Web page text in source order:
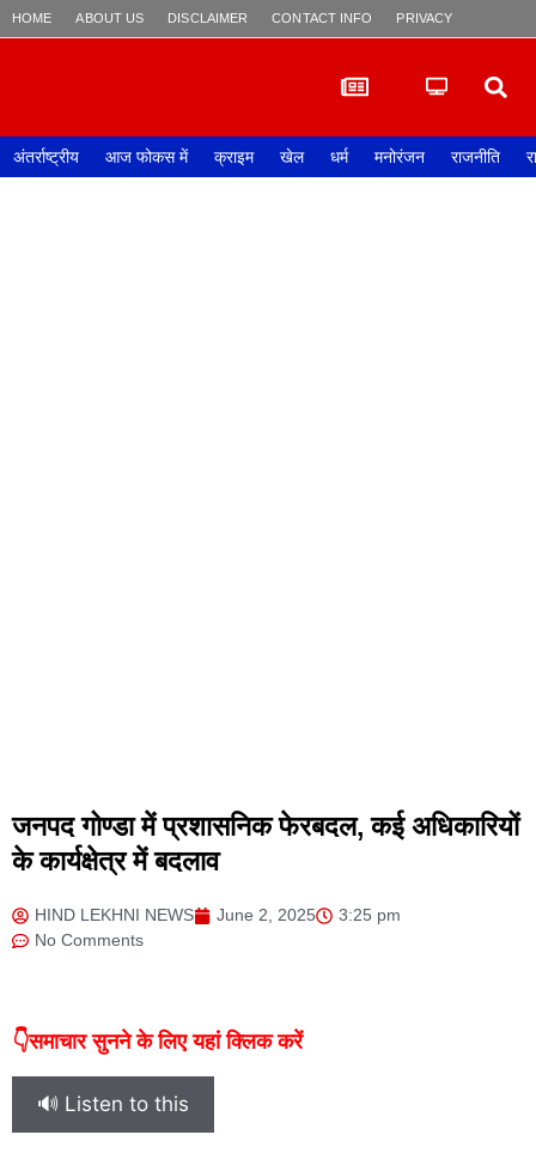
HOME ABOUT US DISCLAIMER CONTACT INFO PRIVACY POLICY
अंतर्राष्ट्रीय आज फोकस में क्राइम खेल धर्म मनोरंजन राजनीति
जनपद गोण्डा में प्रशासनिक फेरबदल, कई अधिकारियों
के कार्यक्षेत्र में बदलाव
HIND LEKHNI NEWS June 2, 2025
3:25 pm
No Comments
👇समाचार सुनने के लिए यहां क्लिक करें
🔊 Listen to this